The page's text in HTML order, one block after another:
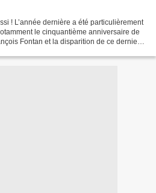
! L’année dernière a été particulièrement
le cinquantième anniversaire de
Fontan et la disparition de ce dernier